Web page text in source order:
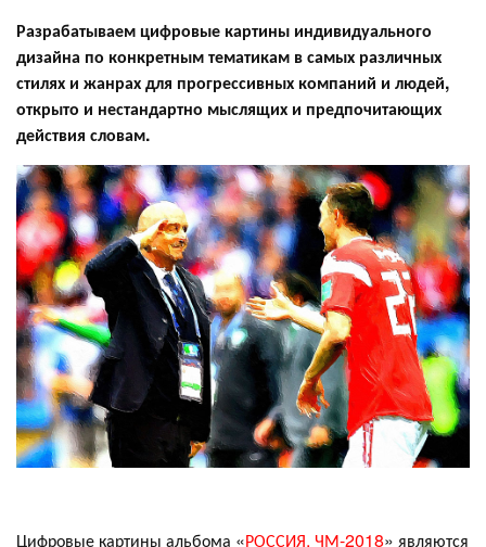
Разрабатываем цифровые картины индивидуального
дизайна по конкретным тематикам в самых различных
стилях и жанрах для прогрессивных компаний и людей,
открыто и нестандартно мыслящих и предпочитающих
действия словам.
Цифровые картины альбома «РОССИЯ. ЧМ-2018» являются